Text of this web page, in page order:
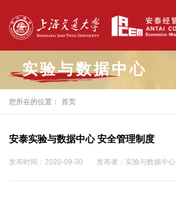
实验与数据中心
您所在的位置： 首页
安泰实验与数据中心 安全管理制度
发布时间：2020-09-30 发布者：实验与数据中心